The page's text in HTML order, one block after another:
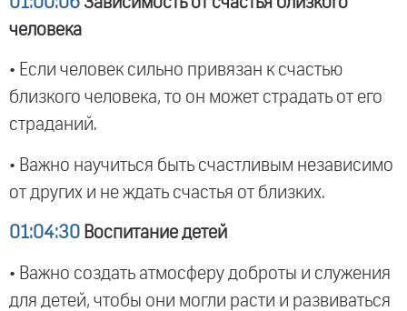
человека
• Если человек сильно привязан к счастью
близкого человека, то он может страдать от его
страданий.
• Важно научиться быть счастливым независимо
от других и не ждать счастья от близких.
01:04:30 Воспитание детей
• Важно создать атмосферу доброты и служения
для детей, чтобы они могли расти и развиваться